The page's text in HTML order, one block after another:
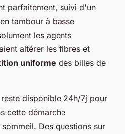
parfaitement, suivi d'un
tambour à basse
les agents
altérer les fibres et
uniforme des billes de
disponible 24h/7j pour
cette démarche
Des questions sur